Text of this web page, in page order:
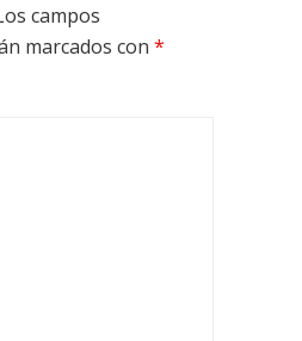
campos
marcados con *